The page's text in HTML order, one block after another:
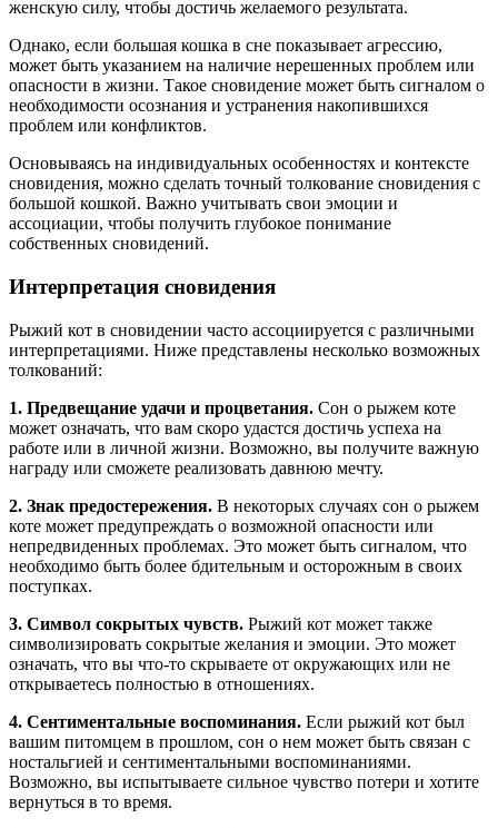
женскую силу, чтобы достичь желаемого результата.
Однако, если большая кошка в сне показывает агрессию,
может быть указанием на наличие нерешенных проблем или
опасности в жизни. Такое сновидение может быть сигналом о
необходимости осознания и устранения накопившихся
проблем или конфликтов.
Основываясь на индивидуальных особенностях и контексте
сновидения, можно сделать точный толкование сновидения с
большой кошкой. Важно учитывать свои эмоции и
ассоциации, чтобы получить глубокое понимание
собственных сновидений.
Интерпретация сновидения
Рыжий кот в сновидении часто ассоциируется с различными
интерпретациями. Ниже представлены несколько возможных
толкований:
1. Предвещание удачи и процветания. Сон о рыжем коте
может означать, что вам скоро удастся достичь успеха на
работе или в личной жизни. Возможно, вы получите важную
награду или сможете реализовать давнюю мечту.
2. Знак предостережения. В некоторых случаях сон о рыжем
коте может предупреждать о возможной опасности или
непредвиденных проблемах. Это может быть сигналом, что
необходимо быть более бдительным и осторожным в своих
поступках.
3. Символ сокрытых чувств. Рыжий кот может также
символизировать сокрытые желания и эмоции. Это может
означать, что вы что-то скрываете от окружающих или не
открываетесь полностью в отношениях.
4. Сентиментальные воспоминания. Если рыжий кот был
вашим питомцем в прошлом, сон о нем может быть связан с
ностальгией и сентиментальными воспоминаниями.
Возможно, вы испытываете сильное чувство потери и хотите
вернуться в то время.